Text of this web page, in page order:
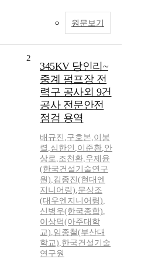
원문보기
2
345KV 당인리~
중계 펌프장 전
력구 공사외 9건
공사 전문안전
점검 용역
배규진 ,구호본,이봉
렬 ,심한인 ,이준환,안
상로,조천환,우제윤
(한국건설기술연구
원),김종진(현대엔
지니어링),문상조
(대우엔지니어링),
신병우(한국종합),
이상덕(아주대학
교),임종철(부산대
학교),한국건설기술
연구원